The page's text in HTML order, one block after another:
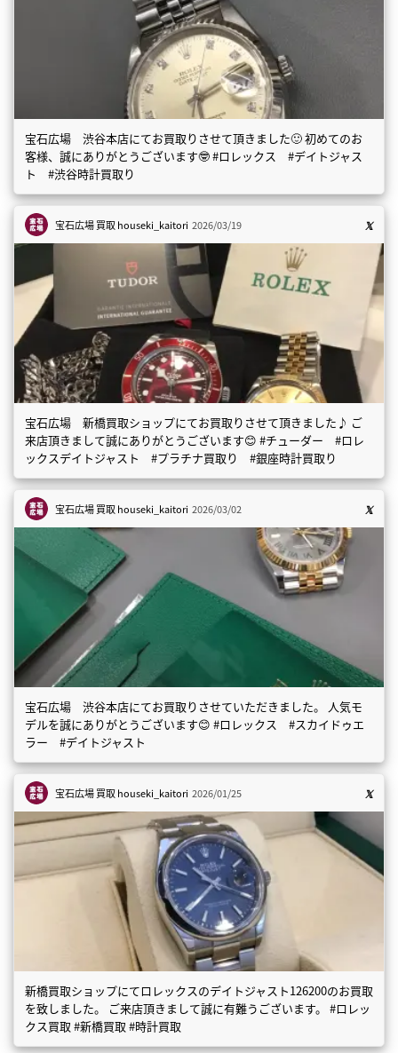
宝石広場 渋谷本店にてお買取りさせて頂きました🙂 初めてのお
客様、誠にありがとうございます🤓 #ロレックス #デイトジャス
ト #渋谷時計買取り
宝石広場 買取houseki_kaitori 2026/03/19
宝石広場 新橋買取ショップにてお買取りさせて頂きました♪ ご
来店頂きまして誠にありがとうございます😊 #チューダー #ロレ
ックスデイトジャスト #プラチナ買取り #銀座時計買取り
宝石広場 買取houseki_kaitori 2026/03/02
宝石広場 渋谷本店にてお買取りさせていただきました。 人気モ
デルを誠にありがとうございます😊 #ロレックス #スカイドゥエ
ラー #デイトジャスト
宝石広場 買取houseki_kaitori 2026/01/25
新橋買取ショップにてロレックスのデイトジャスト126200のお買取
を致しました。 ご来店頂きまして誠に有難うございます。 #ロレッ
クス買取 #新橋買取 #時計買取